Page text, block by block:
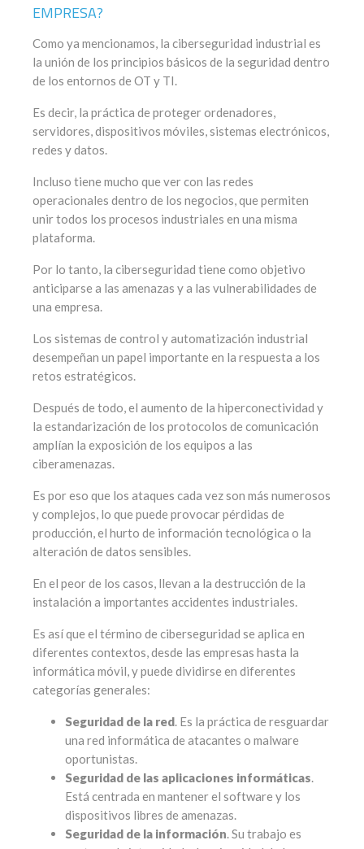
EMPRESA?
Como ya mencionamos, la ciberseguridad industrial es
la unión de los principios básicos de la seguridad dentro
de los entornos de OT y TI.
Es decir, la práctica de proteger ordenadores,
servidores, dispositivos móviles, sistemas electrónicos,
redes y datos.
Incluso tiene mucho que ver con las redes
operacionales dentro de los negocios, que permiten
unir todos los procesos industriales en una misma
plataforma.
Por lo tanto, la ciberseguridad tiene como objetivo
anticiparse a las amenazas y a las vulnerabilidades de
una empresa.
Los sistemas de control y automatización industrial
desempeñan un papel importante en la respuesta a los
retos estratégicos.
Después de todo, el aumento de la hiperconectividad y
la estandarización de los protocolos de comunicación
amplían la exposición de los equipos a las
ciberamenazas.
Es por eso que los ataques cada vez son más numerosos
y complejos, lo que puede provocar pérdidas de
producción, el hurto de información tecnológica o la
alteración de datos sensibles.
En el peor de los casos, llevan a la destrucción de la
instalación a importantes accidentes industriales.
Es así que el término de ciberseguridad se aplica en
diferentes contextos, desde las empresas hasta la
informática móvil, y puede dividirse en diferentes
categorías generales:
Seguridad de la red. Es la práctica de resguardar
una red informática de atacantes o malware
oportunistas.
Seguridad de las aplicaciones informáticas.
Está centrada en mantener el software y los
dispositivos libres de amenazas.
Seguridad de la información. Su trabajo es